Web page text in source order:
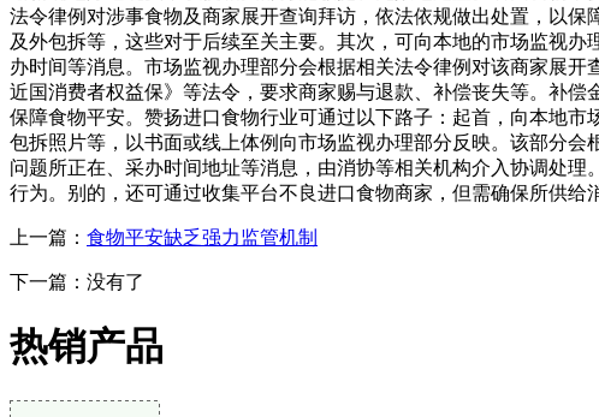
法令律例对涉事食物及商家展开查询拜访，依法依规做出处置，以
及外包拆等，这些对于后续至关主要。其次，可向本地的市场监视
办时间等消息。市场监视办理部分会根据相关法令律例对该商家展
近国消费者权益保》等法令，要求商家赐与退款、补偿丧失等。补
保障食物平安。赞扬进口食物行业可通过以下路子：起首，向本地
包拆照片等，以书面或线上体例向市场监视办理部分反映。该部分
问题所正在、采办时间地址等消息，由消协等相关机构介入协调处
行为。别的，还可通过收集平台不良进口食物商家，但需确保所供
上一篇： 食物平安缺乏强力监管机制
下一篇：没有了
热销产品